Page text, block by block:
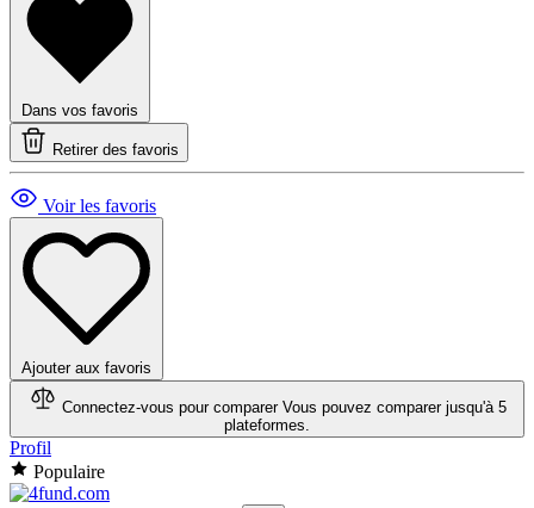
Dans vos favoris
Retirer des favoris
Voir les favoris
Ajouter aux favoris
Connectez-vous pour comparer Vous pouvez comparer jusqu'à 5
plateformes.
Profil
Populaire